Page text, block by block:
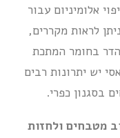
אלומיניום עבור
לראות מקררים,
בחומר המתכת
יש יתרונות רבים
בסגנון כפרי.
מטבחים ולחזות